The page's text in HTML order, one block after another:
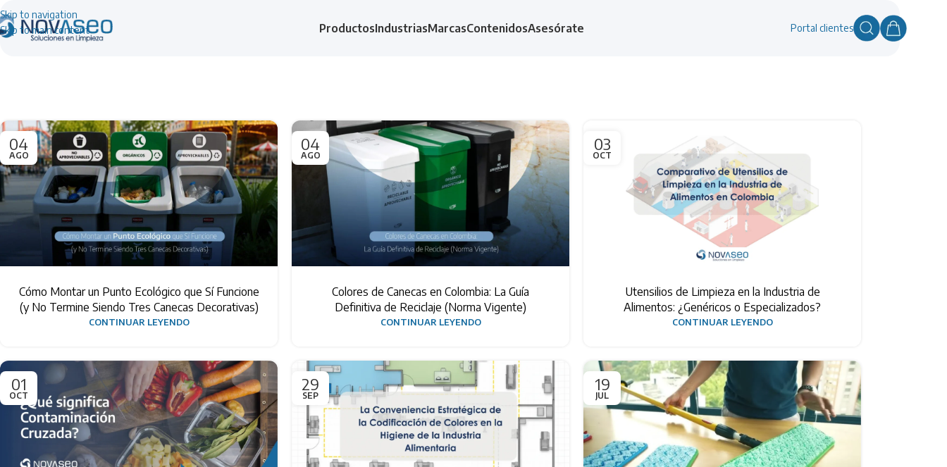
Skip to navigation
Skip to main content
ProductosIndustriasMarcasContenidosAsesórate Portal clientes
04
AGO
Cómo Montar un Punto Ecológico que Sí Funcione
(y No Termine Siendo Tres Canecas Decorativas)
CONTINUAR LEYENDO
04
AGO
Colores de Canecas en Colombia: La Guía
Definitiva de Reciclaje (Norma Vigente)
CONTINUAR LEYENDO
03
OCT
Utensilios de Limpieza en la Industria de
Alimentos: ¿Genéricos o Especializados?
CONTINUAR LEYENDO
01
OCT
29
SEP
19
JUL